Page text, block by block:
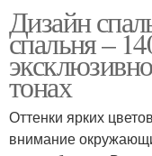
Дизайн
спальня –
тонах
Оттенки ярких
внимание